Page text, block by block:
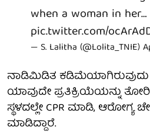
when a woman in her…
pic.twitter.com/
— S. Lalitha (@Lolita_TNIE)
ನಾಡಿಮಿಡಿತ
ಯಾವುದೇ ಪ್ರತಿಕ್ರಿಯೆಯನ್ನು
ಸ್ಥಳದಲ್ಲೇ CPR ಮಾಡಿ, ಆರೋಗ್ಯ
ಮಾಡಿದ್ದಾರೆ.